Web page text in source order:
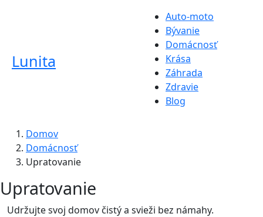
Lunita
Auto-moto
Bývanie
Domácnosť
Krása
Záhrada
Zdravie
Blog
Domov
Domácnosť
Upratovanie
Upratovanie
Udržujte svoj domov čistý a svieži bez námahy.